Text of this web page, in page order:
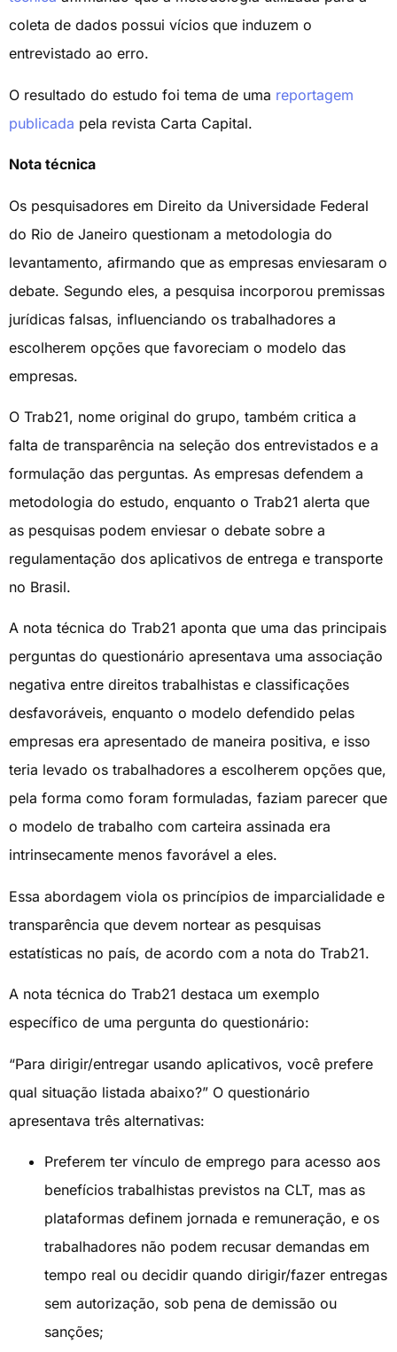
coleta de dados possui vícios que induzem o
entrevistado ao erro.
O resultado do estudo foi tema de uma reportagem
publicada pela revista Carta Capital.
Nota técnica
Os pesquisadores em Direito da Universidade Federal
do Rio de Janeiro questionam a metodologia do
levantamento, afirmando que as empresas enviesaram o
debate. Segundo eles, a pesquisa incorporou premissas
jurídicas falsas, influenciando os trabalhadores a
escolherem opções que favoreciam o modelo das
empresas.
O Trab21, nome original do grupo, também critica a
falta de transparência na seleção dos entrevistados e a
formulação das perguntas. As empresas defendem a
metodologia do estudo, enquanto o Trab21 alerta que
as pesquisas podem enviesar o debate sobre a
regulamentação dos aplicativos de entrega e transporte
no Brasil.
A nota técnica do Trab21 aponta que uma das principais
perguntas do questionário apresentava uma associação
negativa entre direitos trabalhistas e classificações
desfavoráveis, enquanto o modelo defendido pelas
empresas era apresentado de maneira positiva, e isso
teria levado os trabalhadores a escolherem opções que,
pela forma como foram formuladas, faziam parecer que
o modelo de trabalho com carteira assinada era
intrinsecamente menos favorável a eles.
Essa abordagem viola os princípios de imparcialidade e
transparência que devem nortear as pesquisas
estatísticas no país, de acordo com a nota do Trab21.
A nota técnica do Trab21 destaca um exemplo
específico de uma pergunta do questionário:
“Para dirigir/entregar usando aplicativos, você prefere
qual situação listada abaixo?” O questionário
apresentava três alternativas:
Preferem ter vínculo de emprego para acesso aos
benefícios trabalhistas previstos na CLT, mas as
plataformas definem jornada e remuneração, e os
trabalhadores não podem recusar demandas em
tempo real ou decidir quando dirigir/fazer entregas
sem autorização, sob pena de demissão ou
sanções;